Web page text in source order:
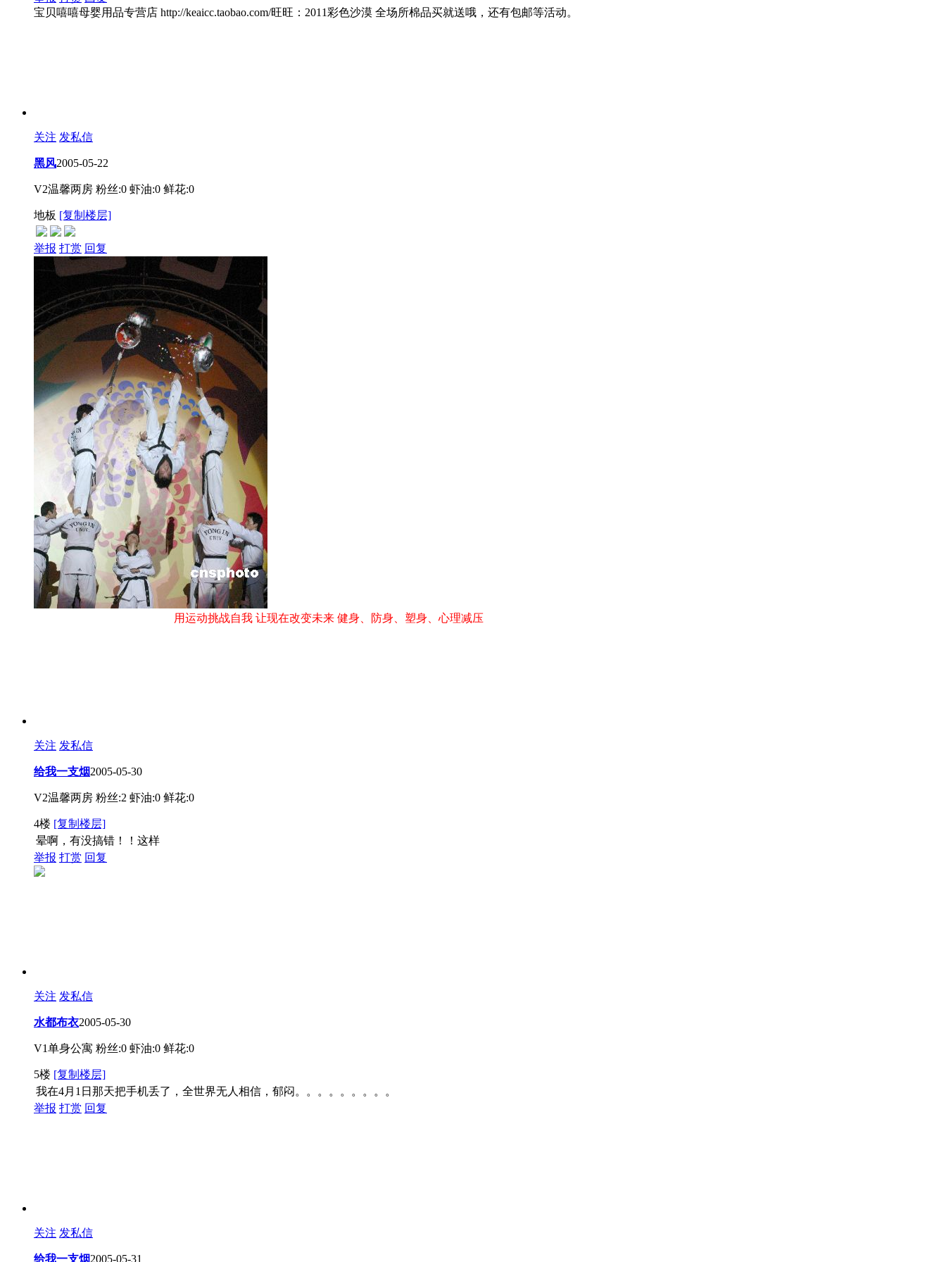
宝贝嘻嘻母婴用品专营店 http://keaicc.taobao.com/旺旺：2011彩色沙漠 全场所棉品买就送哦，还有包邮等活动。
关注 发私信
黑风2005-05-22
V2温馨两房 粉丝:0 虾油:0 鲜花:0
地板 [复制楼层]
举报 打赏 回复
用运动挑战自我 让现在改变未来 健身、防身、塑身、心理减压
关注 发私信
给我一支烟2005-05-30
V2温馨两房 粉丝:2 虾油:0 鲜花:0
4楼 [复制楼层]
晕啊，有没搞错！！这样
举报 打赏 回复
关注 发私信
水都布衣2005-05-30
V1单身公寓 粉丝:0 虾油:0 鲜花:0
5楼 [复制楼层]
我在4月1日那天把手机丢了，全世界无人相信，郁闷。。。。。。。。。
举报 打赏 回复
关注 发私信
给我一支烟2005-05-31